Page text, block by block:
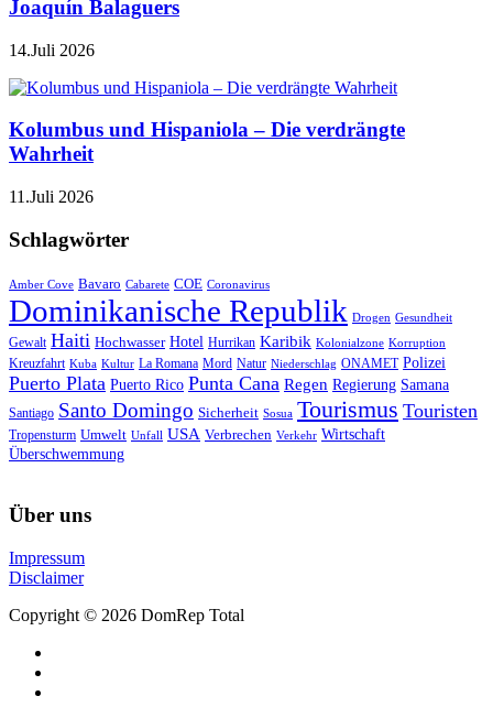
Joaquín Balaguers
14.Juli 2026
Kolumbus und Hispaniola – Die verdrängte
Wahrheit
11.Juli 2026
Schlagwörter
Amber Cove Bavaro Cabarete COE Coronavirus
Dominikanische Republik Drogen Gesundheit
Gewalt Haiti Hochwasser Hotel Hurrikan Karibik Kolonialzone Korruption
Kreuzfahrt Kuba Kultur La Romana Mord Natur Niederschlag ONAMET Polizei
Puerto Plata Puerto Rico Punta Cana Regen Regierung Samana
Santiago Santo Domingo Sicherheit Sosua Tourismus Touristen
Tropensturm Umwelt Unfall USA Verbrechen Verkehr Wirtschaft
Überschwemmung
Über uns
Impressum
Disclaimer
Copyright © 2026 DomRep Total